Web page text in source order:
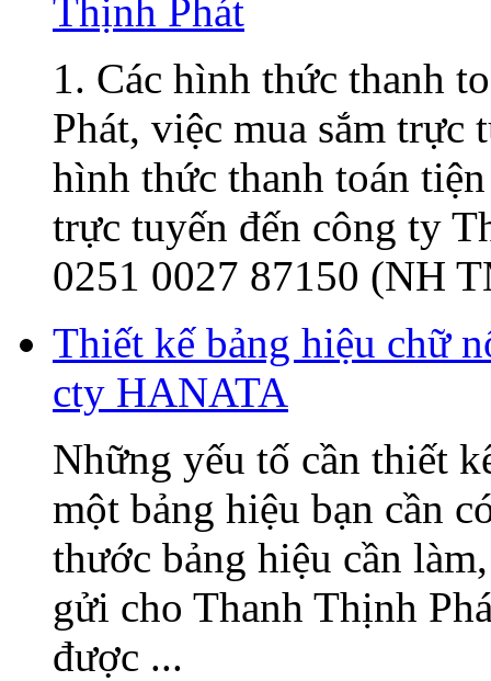
Thịnh Phát
1. Các hình thức thanh
Phát, việc mua sắm trực
hình thức thanh toán
trực tuyến đến công ty
0251 0027 87150 (NH
Thiết kế bảng hiệu chữ
cty HANATA
Những yếu tố cần thiết
một bảng hiệu bạn cần
thước bảng hiệu cần
gửi cho Thanh Thịnh
được ...